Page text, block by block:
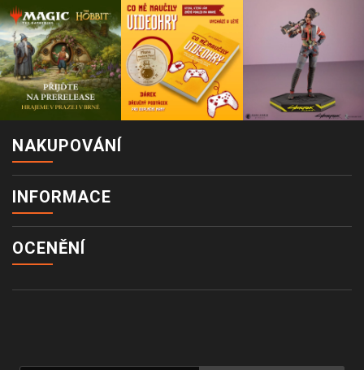
NAKUPOVÁNÍ
INFORMACE
OCENĚNÍ